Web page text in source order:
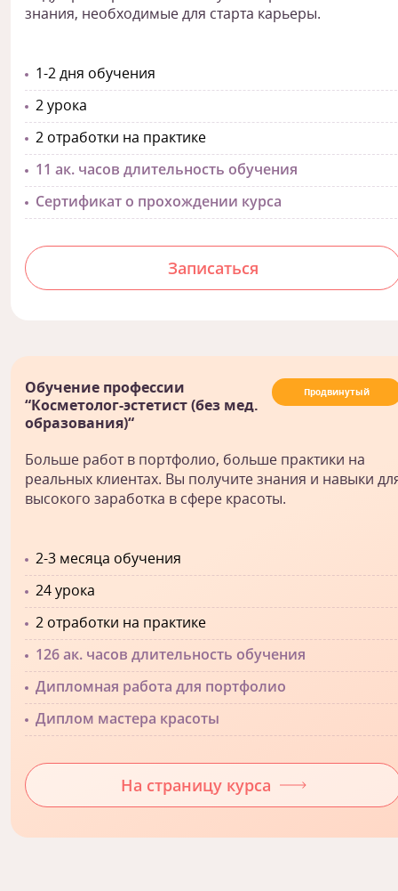
знания, необходимые для старта карьеры.
1-2 дня обучения
2 урока
2 отработки на практике
11 ак. часов длительность обучения
Сертификат о прохождении курса
Записаться
Продвинутый
Обучение профессии
“Косметолог-эстетист (без мед.
образования)“
Больше работ в портфолио, больше практики на
реальных клиентах. Вы получите знания и навыки
высокого заработка в сфере красоты.
2-3 месяца обучения
24 урока
2 отработки на практике
126 ак. часов длительность обучения
Дипломная работа для портфолио
Диплом мастера красоты
На страницу курса